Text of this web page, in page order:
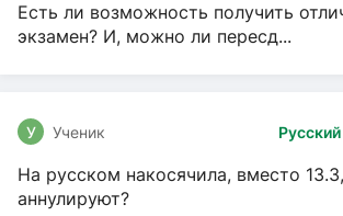
Есть ли возможность получить
экзамен? И, можно ли пересд...
У Ученик
На русском накосячила, вместо
аннулируют?